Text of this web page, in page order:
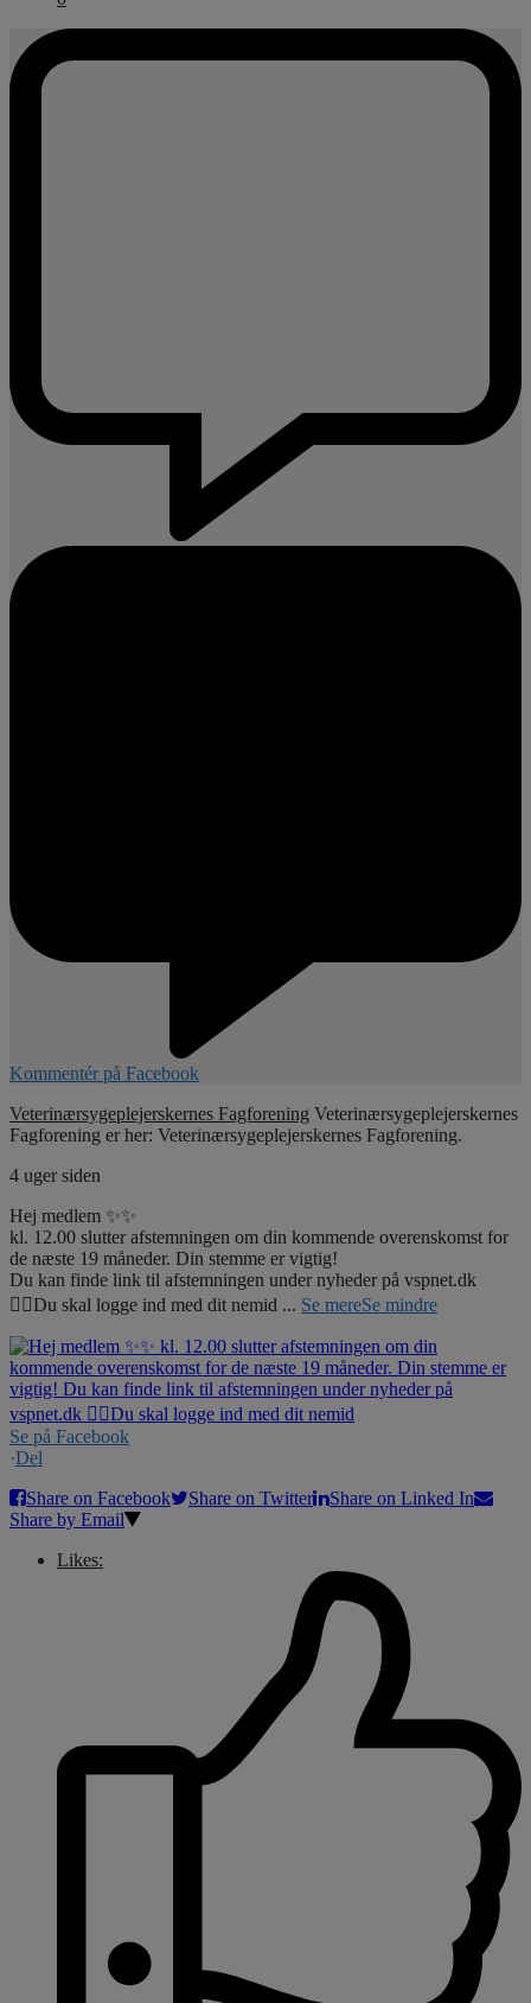
Kommentér på Facebook
Veterinærsygeplejerskernes Fagforening Veterinærsygeplejerskernes
Fagforening er her: Veterinærsygeplejerskernes Fagforening.
4 uger siden
Hej medlem ✨✨
kl. 12.00 slutter afstemningen om din kommende overenskomst for
de næste 19 måneder. Din stemme er vigtig!
Du kan finde link til afstemningen under nyheder på vspnet.dk
☝🏼Du skal logge ind med dit nemid ... Se mereSe mindre
Se på Facebook
·Del
Share on Facebook
Share on Twitter
Share on Linked In
Share by Email
Likes: